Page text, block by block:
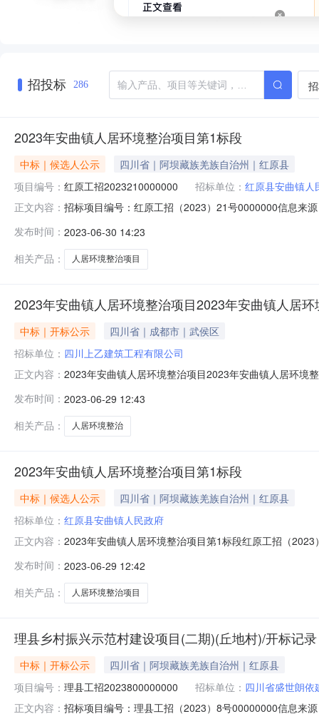
招投标 286
2023年安曲镇人居环境整治项目第1标段
中标｜候选人公示
四川省｜阿坝藏族羌族自治州｜红原县
项目编号： 红原工招2023210000000 招标单位： 红原县安曲镇人
正文内容： 招标项目编号：红原工招（2023）21号0000000信息来
采购电子交易系统3.阿坝州国有产权和土地矿权电子交
发布时间： 2023-06-30 14:23
相关产品：
人居环境整治项目
2023年安曲镇人居环境整治项目2023年安曲镇人居
中标｜开标公示
四川省｜成都市｜武侯区
招标单位： 四川上乙建筑工程有限公司
正文内容： 2023年安曲镇人居环境整治项目2023年安曲镇人居环境
期）：180。投标人名称：四川山岩翔土建设工程有限
发布时间： 2023-06-29 12:43
相关产品：
人居环境整治
2023年安曲镇人居环境整治项目第1标段
中标｜候选人公示
四川省｜阿坝藏族羌族自治州｜红原县
招标单位： 红原县安曲镇人民政府
正文内容： 2023年安曲镇人居环境整治项目第1标段红原工招（
限公司招标代理机构联系电话13408482872开标地点标
发布时间： 2023-06-29 12:42
相关产品：
人居环境整治项目
理县乡村振兴示范村建设项目(二期)(丘地村)/开标记录
中标｜开标公示
四川省｜阿坝藏族羌族自治州｜红原县
项目编号： 理县工招2023800000000 招标单位： 四川省盛世朗依
正文内容： 招标项目编号：理县工招（2023）8号00000000信息来